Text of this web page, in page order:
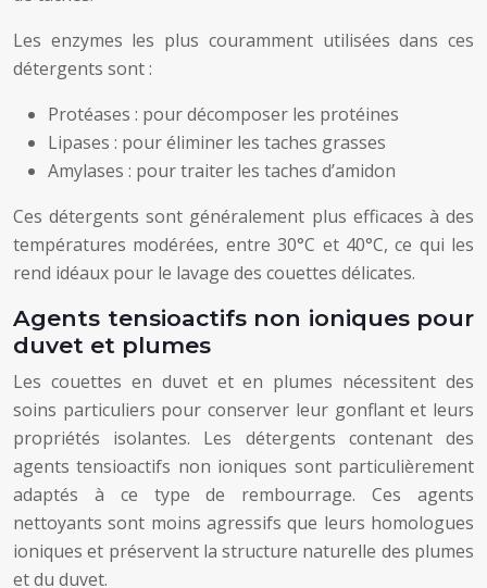
Les enzymes les plus couramment utilisées dans ces
détergents sont :
Protéases : pour décomposer les protéines
Lipases : pour éliminer les taches grasses
Amylases : pour traiter les taches d’amidon
Ces détergents sont généralement plus efficaces à des
températures modérées, entre 30°C et 40°C, ce qui les
rend idéaux pour le lavage des couettes délicates.
Agents tensioactifs non ioniques pour
duvet et plumes
Les couettes en duvet et en plumes nécessitent des
soins particuliers pour conserver leur gonflant et leurs
propriétés isolantes. Les détergents contenant des
agents tensioactifs non ioniques sont particulièrement
adaptés à ce type de rembourrage. Ces agents
nettoyants sont moins agressifs que leurs homologues
ioniques et préservent la structure naturelle des plumes
et du duvet.